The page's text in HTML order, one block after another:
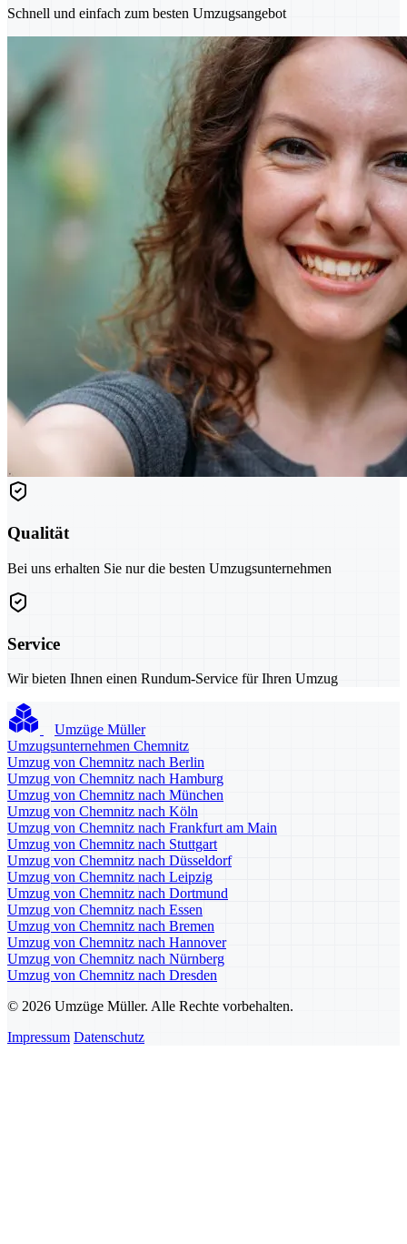
Schnell und einfach zum besten Umzugsangebot
Qualität
Bei uns erhalten Sie nur die besten Umzugsunternehmen
Service
Wir bieten Ihnen einen Rundum-Service für Ihren Umzug
Umzüge Müller
Umzugsunternehmen Chemnitz
Umzug von Chemnitz nach Berlin
Umzug von Chemnitz nach Hamburg
Umzug von Chemnitz nach München
Umzug von Chemnitz nach Köln
Umzug von Chemnitz nach Frankfurt am Main
Umzug von Chemnitz nach Stuttgart
Umzug von Chemnitz nach Düsseldorf
Umzug von Chemnitz nach Leipzig
Umzug von Chemnitz nach Dortmund
Umzug von Chemnitz nach Essen
Umzug von Chemnitz nach Bremen
Umzug von Chemnitz nach Hannover
Umzug von Chemnitz nach Nürnberg
Umzug von Chemnitz nach Dresden
© 2026 Umzüge Müller. Alle Rechte vorbehalten.
Impressum Datenschutz